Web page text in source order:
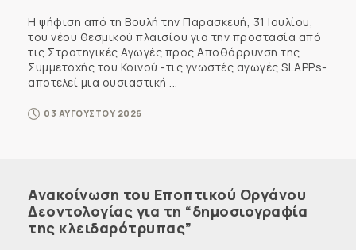
Η ψήφιση από τη Βουλή την Παρασκευή, 31 Ιουλίου,
του νέου θεσμικού πλαισίου για την προστασία από
τις Στρατηγικές Αγωγές προς Αποθάρρυνση της
Συμμετοχής του Κοινού -τις γνωστές αγωγές SLAPPs-
αποτελεί μια ουσιαστική ...
03 ΑΥΓΟΥΣΤΟΥ 2026
Ανακοίνωση του Εποπτικού Οργάνου
Δεοντολογίας για τη “δημοσιογραφία
της κλειδαρότρυπας”